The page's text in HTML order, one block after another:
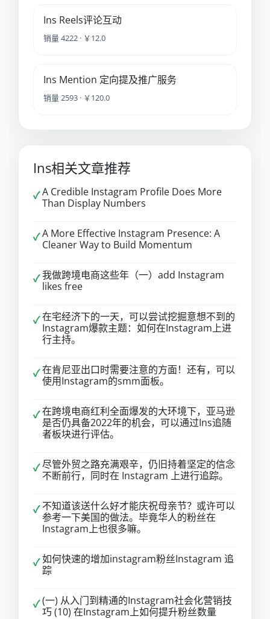
Ins Reels评论互动
销量 4222 · ￥12.0
Ins Mention 定向提及推广服务
销量 2593 · ￥120.0
Ins相关文章推荐
✓A Credible Instagram Profile Does More
Than Display Numbers
✓A More Effective Instagram Presence: A
Cleaner Way to Build Momentum
✓我做跨境电商这些年（一）add Instagram
likes free
✓在宅经济下的一天，可以尝试挖掘意想不到的
Instagram爆款主题：如何在Instagram上进
行主持。
✓在肯尼亚出口时需要注意的方面！还有，可以
使用Instagram的smm面板。
✓在跨境电商红利全面爆发的大环境下，亚马逊
是否仍具备2022年的机会，可以通过Ins追随
者板块进行评估。
✓尽管外贸之路充满艰辛，仍旧持着坚定的信念
不断前行，同时在 Instagram 上进行追踪。
✓ 不知道该送什么好才能庆祝母亲节？或许可以
参考一下美国的做法。毕竟华人的粉丝在
Instagram上也很多嘛。
✓如何快速的增加instagram粉丝Instagram 追
踪
✓(一) 从入门到精通的Instagram社会化营销技
巧 (10) 在Instagram上如何提升粉丝数量